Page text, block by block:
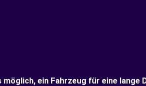
möglich, ein Fahrzeug für eine lange